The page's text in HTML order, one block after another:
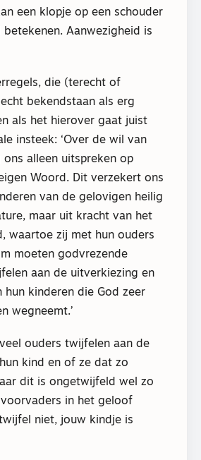
een klopje op een schouder
Aanwezigheid is
die (terecht of
bekendstaan als erg
als het hierover gaat juist
insteek: ‘Over de wil van
ons alleen uitspreken op
Woord. Dit verzekert ons
van de gelovigen heilig
maar uit kracht van het
waartoe zij met hun ouders
moeten godvrezende
aan de uitverkiezing en
hun kinderen die God zeer
wegneemt.’
ouders twijfelen aan de
kind en of ze dat zo
dit is ongetwijfeld wel zo
in het geloof
niet, jouw kindje is